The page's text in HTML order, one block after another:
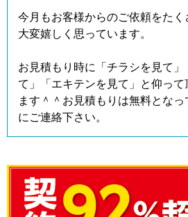
今月もお客様からのご依頼をたく
大変嬉しく思っています。
お見積もり時に「チラシを見て
て」「エキテンを見て」と仰って
ます＾＾お見積もりは無料とな
にご連絡下さい。